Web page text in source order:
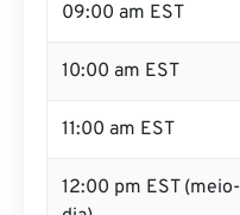
09:00 am EST
10:00 am EST
11:00 am EST
12:00 pm EST (meio-